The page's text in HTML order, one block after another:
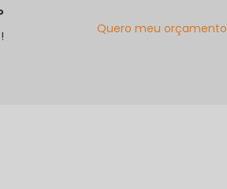
Quero meu orçamento